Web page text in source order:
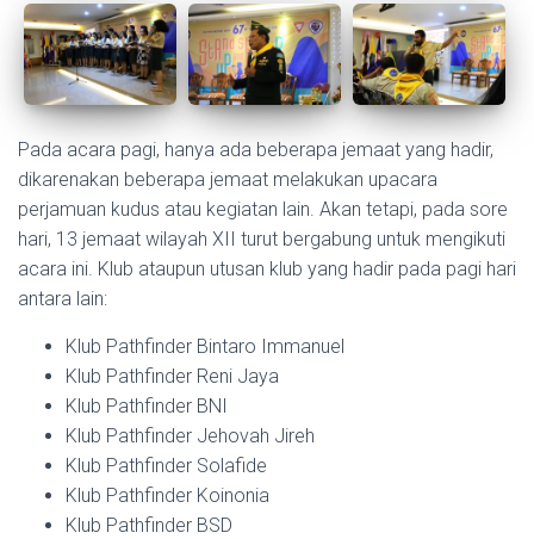
Pada acara pagi, hanya ada beberapa jemaat yang hadir,
dikarenakan beberapa jemaat melakukan upacara
perjamuan kudus atau kegiatan lain. Akan tetapi, pada sore
hari, 13 jemaat wilayah XII turut bergabung untuk mengikuti
acara ini. Klub ataupun utusan klub yang hadir pada pagi hari
antara lain:
Klub Pathfinder Bintaro Immanuel
Klub Pathfinder Reni Jaya
Klub Pathfinder BNI
Klub Pathfinder Jehovah Jireh
Klub Pathfinder Solafide
Klub Pathfinder Koinonia
Klub Pathfinder BSD